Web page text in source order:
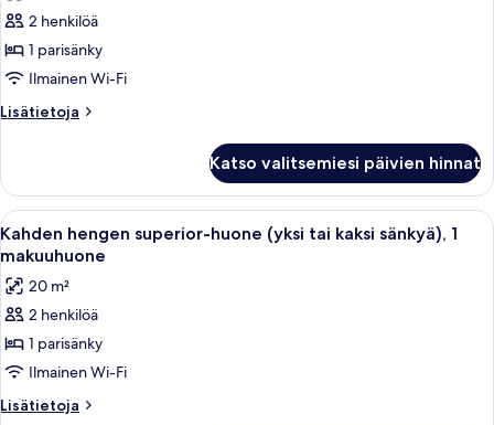
Kahden
hengen
economy-
huone,
1
kuvat
2 henkilöä
1 parisänky
Ilmainen Wi-Fi
Lisätietoja
Lisätietoja
economy-
huone,
1
makuuhuone
Katso valitsemiesi päivien hinnat
Avaa
kaikki
huonetyypin
Kahden
hengen
superior-
huone
(yksi
Minibaari, tallelokero huoneessa,
5
Kahden hengen superior-huone (yksi tai kaksi sänkyä), 1
makuuhuone
20 m²
2 henkilöä
1 parisänky
Ilmainen Wi-Fi
Lisätietoja
Lisätietoja